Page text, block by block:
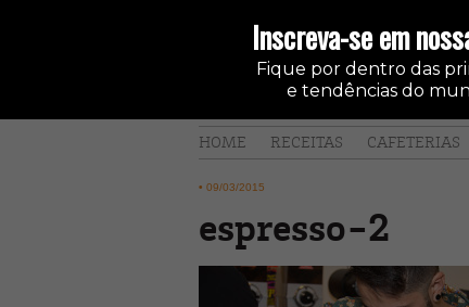
Inscreva-se em
Fique por dentro das
e tendências do
HOME RECEITAS CAFETERIAS
• 09/03/2015
espresso-2